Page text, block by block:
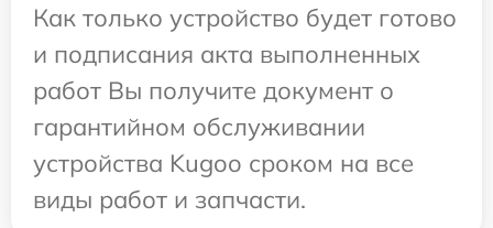
Как только устройство будет готово
и подписания акта выполненных
работ Вы получите документ о
гарантийном обслуживании
устройства Kugoo сроком на все
виды работ и запчасти.